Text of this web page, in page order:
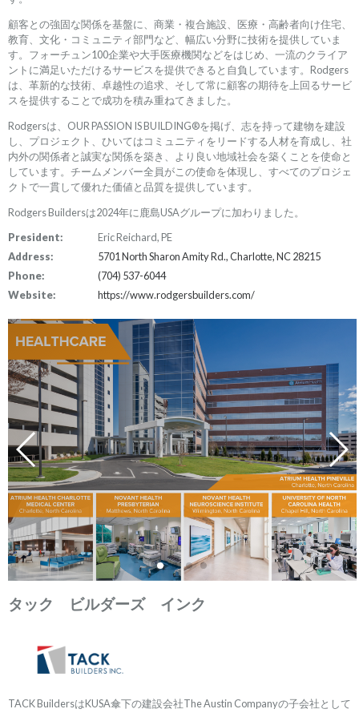
顧客との強固な関係を基盤に、商業・複合施設、医療・高齢者向け住宅、
教育、文化・コミュニティ部門など、幅広い分野に技術を提供していま
す。フォーチュン100企業や大手医療機関などをはじめ、一流のクライア
ントに満足いただけるサービスを提供できると自負しています。Rodgers
は、革新的な技術、卓越性の追求、そして常に顧客の期待を上回るサービ
スを提供することで成功を積み重ねてきました。
Rodgersは、OUR PASSION IS BUILDING®を掲げ、志を持って建物を建設
し、プロジェクト、ひいてはコミュニティをリードする人材を育成し、社
内外の関係者と誠実な関係を築き、より良い地域社会を築くことを使命と
しています。チームメンバー全員がこの使命を体現し、すべてのプロジェ
クトで一貫して優れた価値と品質を提供しています。
Rodgers Buildersは2024年に鹿島USAグループに加わりました。
President:
Eric Reichard, PE
Address:
5701 North Sharon Amity Rd., Charlotte, NC 28215
Phone:
(704) 537-6044
Website:
https://www.rodgersbuilders.com/
タック ビルダーズ インク
TACK BuildersはKUSA傘下の建設会社The Austin Companyの子会社として